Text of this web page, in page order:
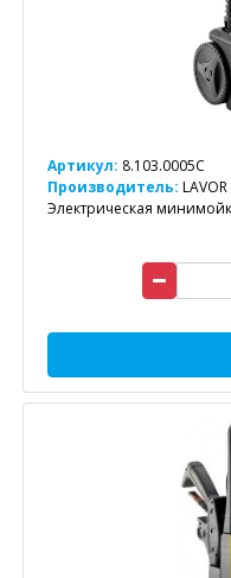
Артикул: 8.103.0005C
Производитель: LAVOR
Электрическая